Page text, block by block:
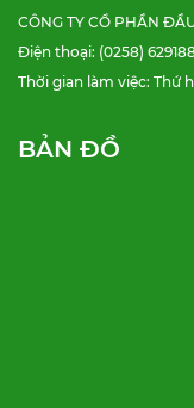
CÔNG TY CỔ PHẦN
Điện thoại: (0258)
Thời gian làm việc: Thứ
BẢN ĐỒ